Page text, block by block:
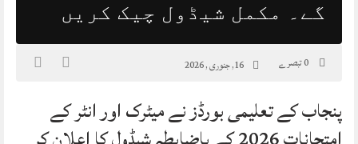
گے۔ مکمل شیڈول چیک کریں
16, جنوری , 2026
پنجاب کے تعلیمی بورڈز نے میٹرک اور انٹر کے